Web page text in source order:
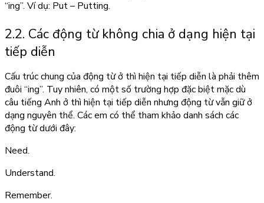
“ing”. Ví dụ: Put – Putting.
2.2. Các động từ không chia ở dạng hiện tại
tiếp diễn
Cấu trúc chung của động từ ở thì hiện tại tiếp diễn là phải thêm
đuôi “ing”. Tuy nhiên, có một số trường hợp đặc biệt mặc dù
câu tiếng Anh ở thì hiện tại tiếp diễn nhưng động từ vẫn giữ ở
dạng nguyên thể. Các em có thể tham khảo danh sách các
động từ dưới đây:
Need.
Understand.
Remember.